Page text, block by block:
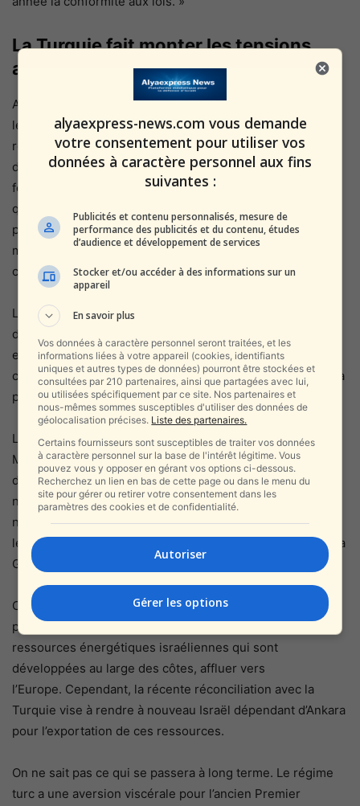
La Turquie fait monter les tensions
avec la rhétorique
ANKARA N’EST PAS satisfait de cette décision. Alors que
le président turc se rendait en Ouzbékistan pour
rencontrer des membres de l’Organisation de coopération
de Shanghai – dont la Russie, la Chine et l’Iran – Ankara a
fermement condamné les Américains. La Turquie affirme
que la décision américaine est « en contradiction avec le
principe d’égalité des deux parties sur l’île », a déclaré le
ministère turc des Affaires étrangères dans un
communiqué.
La Turquie a critiqué Chypre pour « l’intransigeance » et a
déclaré que le flux d’armes « affectera négativement les
efforts visant à régler la question chypriote ; et cela
conduira à une course aux armements sur l’île, nuisant à la
paix et à la stabilité en Méditerranée orientale.
Le point clé ici estqu’Ankara renforce la rhétoriquesur la
Méditerranée orientale. La Turquie et la Grèce ont été en
désaccord récemment, et Ankara a attisé les flammes du
nationalisme anti-grec ces derniers mois, célébrant le
nettoyage ethnique historique des Grecs d’Anatolie dans
les années 1920. C’est important parce que la Turquie et la
Grèce sont membres de l’OTAN.
C’est aussi important pour Israël. Israël avait envisagé les
perspectives d’un gazoduc EastMed qui pourrait voir les
ressources énergétiques israéliennes qui sont
développées au large des côtes, affluer vers
l’Europe. Cependant, la récente réconciliation avec la
Turquie vise à rendre à nouveau Israël dépendant d’Ankara
pour l’exportation de ces ressources.
On ne sait pas ce qui se passera à long terme. Le régime
turc a une aversion viscérale pour l’ancien Premier
alyaexpress-news.com vous demande
votre consentement pour utiliser vos
données à caractère personnel aux fins
suivantes :
Publicités et contenu personnalisés, mesure de
performance des publicités et du contenu, études
d’audience et développement de services
Stocker et/ou accéder à des informations sur un
appareil
En savoir plus
Vos données à caractère personnel seront traitées, et les
informations liées à votre appareil (cookies, identifiants
uniques et autres types de données) pourront être stockées et
consultées par 210 partenaires, ainsi que partagées avec lui,
ou utilisées spécifiquement par ce site. Nos partenaires et
nous-mêmes sommes susceptibles d'utiliser des données de
géolocalisation précises. Liste des partenaires.
Certains fournisseurs sont susceptibles de traiter vos données
à caractère personnel sur la base de l'intérêt légitime. Vous
pouvez vous y opposer en gérant vos options ci-dessous.
Recherchez un lien en bas de cette page ou dans le menu du
site pour gérer ou retirer votre consentement dans les
paramètres des cookies et de confidentialité.
Autoriser
Gérer les options